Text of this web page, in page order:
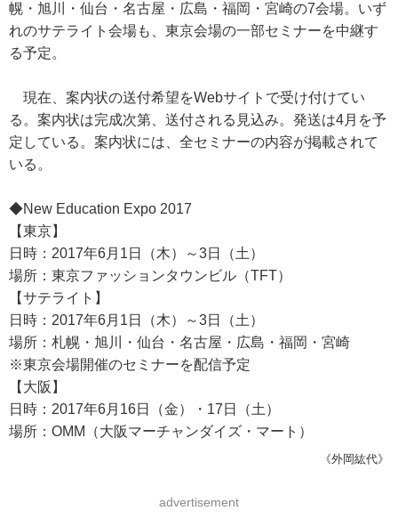
幌・旭川・仙台・名古屋・広島・福岡・宮崎の7会場。いず
れのサテライト会場も、東京会場の一部セミナーを中継す
る予定。
現在、案内状の送付希望をWebサイトで受け付けてい
る。案内状は完成次第、送付される見込み。発送は4月を予
定している。案内状には、全セミナーの内容が掲載されて
いる。
◆New Education Expo 2017
【東京】
日時：2017年6月1日（木）～3日（土）
場所：東京ファッションタウンビル（TFT）
【サテライト】
日時：2017年6月1日（木）～3日（土）
場所：札幌・旭川・仙台・名古屋・広島・福岡・宮崎
※東京会場開催のセミナーを配信予定
【大阪】
日時：2017年6月16日（金）・17日（土）
場所：OMM（大阪マーチャンダイズ・マート）
《外岡紘代》
advertisement